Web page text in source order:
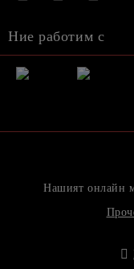
Ние работим с
Нашият онлайн